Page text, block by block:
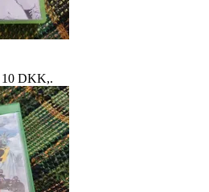
10 DKK,.